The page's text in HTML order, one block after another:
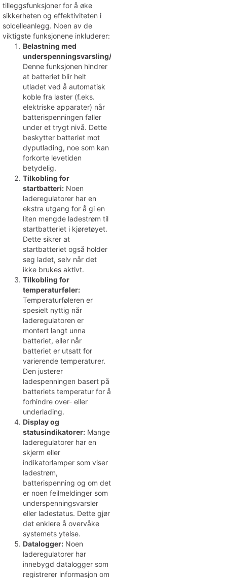
tilleggsfunksjoner for å øke
sikkerheten og effektiviteten i
solcelleanlegg. Noen av de
viktigste funksjonene inkluderer:
Belastning med
underspenningsvarsling/underspenningsbeskyttelse:
Denne funksjonen hindrer
at batteriet blir helt
utladet ved å automatisk
koble fra laster (f.eks.
elektriske apparater) når
batterispenningen faller
under et trygt nivå. Dette
beskytter batteriet mot
dyputlading, noe som kan
forkorte levetiden
betydelig.
Tilkobling for
startbatteri: Noen
laderegulatorer har en
ekstra utgang for å gi en
liten mengde ladestrøm til
startbatteriet i kjøretøyet.
Dette sikrer at
startbatteriet også holder
seg ladet, selv når det
ikke brukes aktivt.
Tilkobling for
temperaturføler:
Temperaturføleren er
spesielt nyttig når
laderegulatoren er
montert langt unna
batteriet, eller når
batteriet er utsatt for
varierende temperaturer.
Den justerer
ladespenningen basert på
batteriets temperatur for å
forhindre over- eller
underlading.
Display og
statusindikatorer: Mange
laderegulatorer har en
skjerm eller
indikatorlamper som viser
ladestrøm,
batterispenning og om det
er noen feilmeldinger som
underspenningsvarsler
eller ladestatus. Dette gjør
det enklere å overvåke
systemets ytelse.
Datalogger: Noen
laderegulatorer har
innebygd datalogger som
registrerer informasjon om